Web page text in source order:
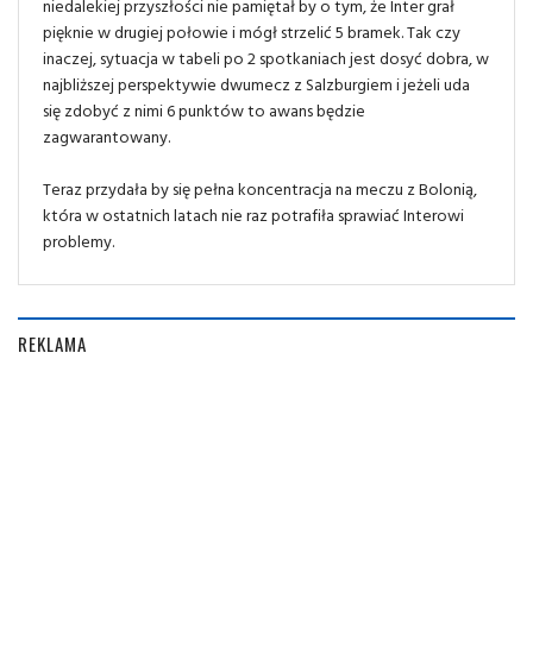
niedalekiej przyszłości nie pamiętał by o tym, że Inter grał
pięknie w drugiej połowie i mógł strzelić 5 bramek. Tak czy
inaczej, sytuacja w tabeli po 2 spotkaniach jest dosyć dobra, w
najbliższej perspektywie dwumecz z Salzburgiem i jeżeli uda
się zdobyć z nimi 6 punktów to awans będzie
zagwarantowany.
Teraz przydała by się pełna koncentracja na meczu z Bolonią,
która w ostatnich latach nie raz potrafiła sprawiać Interowi
problemy.
REKLAMA